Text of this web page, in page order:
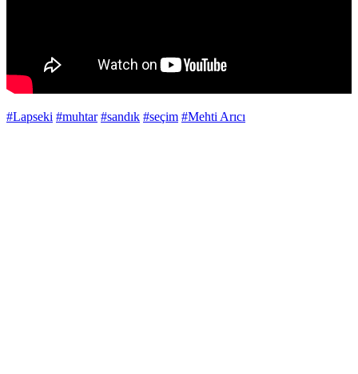
#Lapseki #muhtar #sandık #seçim #Mehti Arıcı